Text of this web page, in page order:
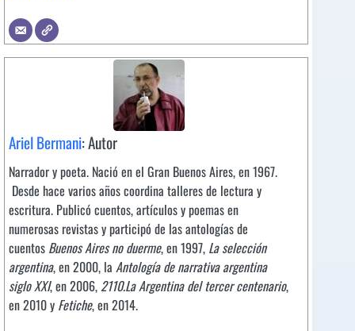
Ariel Bermani: Autor
Narrador y poeta. Nació en el Gran Buenos Aires, en 1967.
Desde hace varios años coordina talleres de lectura y
escritura. Publicó cuentos, artículos y poemas en
numerosas revistas y participó de las antologías de
cuentos Buenos Aires no duerme, en 1997, La selección
argentina, en 2000, la Antología de narrativa argentina
siglo XXI, en 2006, 2110.La Argentina del tercer centenario,
en 2010 y Fetiche, en 2014.